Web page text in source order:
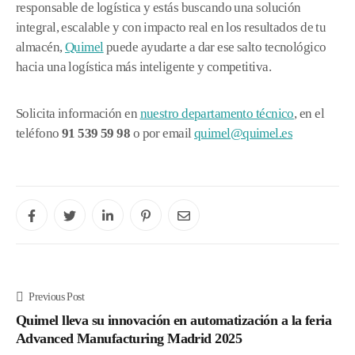
responsable de logística y estás buscando una solución
integral, escalable y con impacto real en los resultados de tu
almacén, Quimelpuede ayudarte a dar ese salto tecnológico
hacia una logística más inteligente y competitiva.
Solicita información en nuestro departamento técnico, en el
teléfono 91 539 59 98 o por emailquimel@quimel.es
Previous Post
Quimel lleva su innovación en automatización a la feria
Advanced Manufacturing Madrid 2025